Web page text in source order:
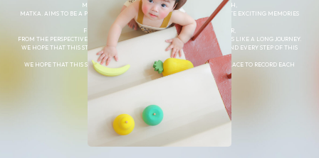
MATKA. IS A “JOURNEY” THROUGH A CHILD’S GROWTH,
MATKA. AIMS TO BE A PLACE WHERE PARENTS AND CHILDREN CAN CREATE EXCITING MEMORIES
TOGETHER.
FROM THE PERSPECTIVE OF A MOTHER AND FATHER,
FROM THE PERSPECTIVE OF A MOTHER AND FATHER, A CHILD’S GROWTH IS LIKE A LONG JOURNEY.
WE HOPE THAT THIS STUDIO WILL SERVE AS A PLACE TO RECORD EACH AND EVERY STEP OF THIS
JOURNEY CALLED LIFE.
WE HOPE THAT THIS STUDIO WILL BE LOVED BY MANY FAMILIES AS A PLACE TO RECORD EACH
STEP OF THE JOURNEY OF LIFE.